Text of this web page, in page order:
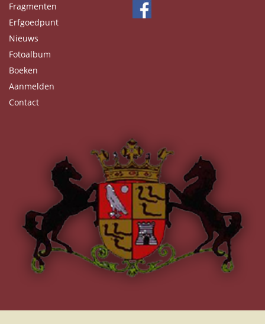
Fragmenten
Erfgoedpunt
Nieuws
Fotoalbum
Boeken
Aanmelden
Contact